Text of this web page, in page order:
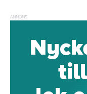
ANNONS